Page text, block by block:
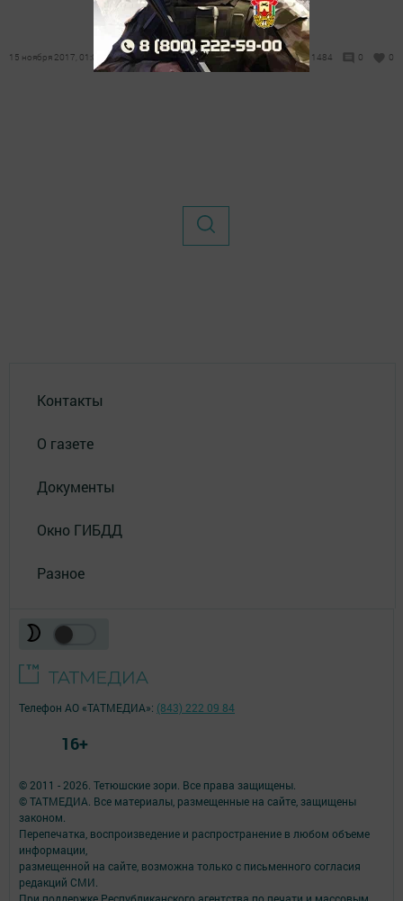
15 ноября 2017, 01:01 1484 0 0
Контакты
О газете
Документы
Окно ГИБДД
Разное
© 2011 - 2026. Тетюшские зори. Все права защищены.
© ТАТМЕДИА. Все материалы, размещенные на сайте, защищены
законом.
Перепечатка, воспроизведение и распространение в любом объеме
информации,
размещенной на сайте, возможна только с письменного согласия
редакций СМИ.
Телефон АО «ТАТМЕДИА»: (843) 222 09 84
16+